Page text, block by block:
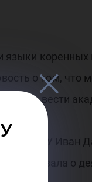
языки
о том, что
можно вести
СурГУ Иван
рассказала о